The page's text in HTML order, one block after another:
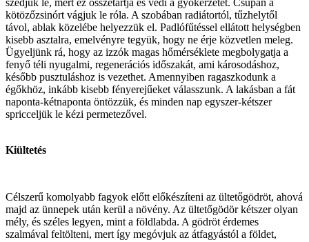
szedjük le, mert ez összetartja és védi a gyökérzetet. Csupán a
kötözőzsinórt vágjuk le róla. A szobában radiátortól, tűzhelytől
távol, ablak közelébe helyezzük el. Padlófűtéssel ellátott helységben
kisebb asztalra, emelvényre tegyük, hogy ne érje közvetlen meleg.
Ügyeljünk rá, hogy az izzók magas hőmérséklete megbolygatja a
fenyő téli nyugalmi, regenerációs időszakát, ami károsodáshoz,
később pusztuláshoz is vezethet. Amennyiben ragaszkodunk a
égőkhöz, inkább kisebb fényerejűeket válasszunk. A lakásban a fát
naponta-kétnaponta öntözzük, és minden nap egyszer-kétszer
spricceljük le kézi permetezővel.
Kiültetés
Célszerű komolyabb fagyok előtt előkészíteni az ültetőgödröt, ahová
majd az ünnepek után kerül a növény. Az ültetőgödör kétszer olyan
mély, és széles legyen, mint a földlabda. A gödröt érdemes
szalmával feltölteni, mert így megóvjuk az átfagyástól a földet,